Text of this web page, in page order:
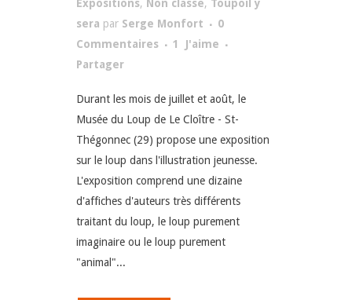
Expositions, Non classé, Toupoil y
sera par Serge Monfort
0
Commentaires
1
J'aime
Partager
Durant les mois de juillet et août, le
Musée du Loup de Le Cloître - St-
Thégonnec (29) propose une exposition
sur le loup dans l'illustration jeunesse.
L'exposition comprend une dizaine
d'affiches d'auteurs très différents
traitant du loup, le loup purement
imaginaire ou le loup purement
"animal"...